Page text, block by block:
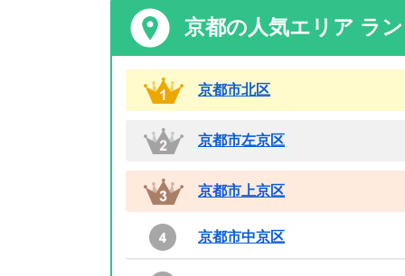
京都の人気エリア ラ
京都市北区
京都市左京区
京都市上京区
京都市中京区